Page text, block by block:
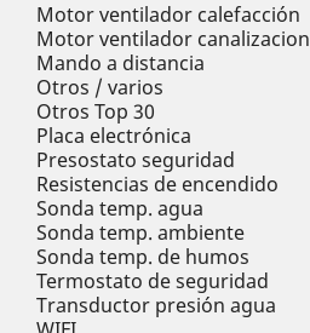
Motor ventilador calefacción
Motor ventilador canalizacion
Mando a distancia
Otros / varios
Otros Top 30
Placa electrónica
Presostato seguridad
Resistencias de encendido
Sonda temp. agua
Sonda temp. ambiente
Sonda temp. de humos
Termostato de seguridad
Transductor presión agua